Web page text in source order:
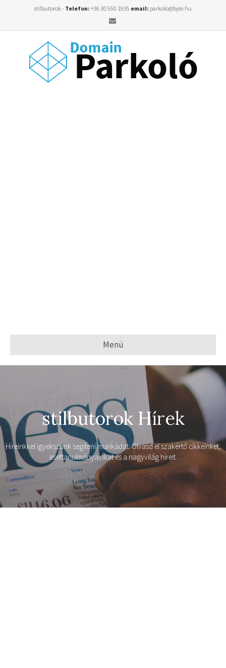
stilbutorok - Telefon: +36 30 550 1935 email: parkolo@byte.hu
Email
Menü
stilbutorok Hírek
Híreinkkel igyekszünk segíteni munkádat. Olvasd el szakértő cikkeinket,
esettanulmányainkat és a nagyvilág híreit.